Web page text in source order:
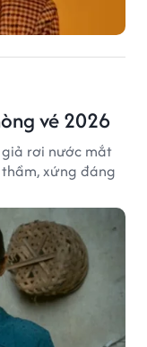
vé 2026
rơi nước mắt
xứng đáng